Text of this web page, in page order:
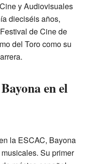
y Audiovisuales
dieciséis años,
de Cine de
del Toro como su
en el
la ESCAC, Bayona
Su primer